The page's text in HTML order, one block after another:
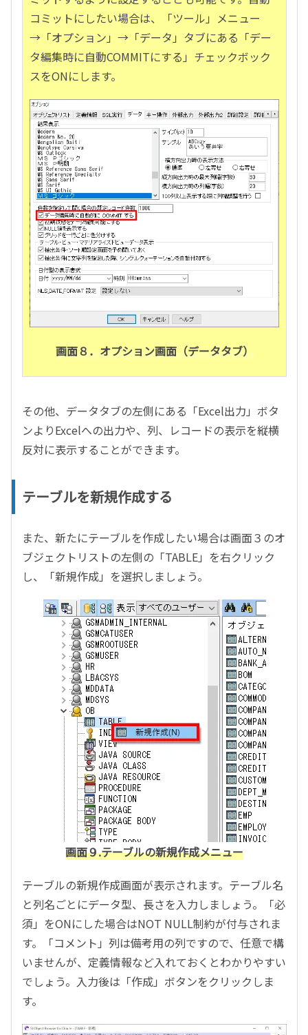
コミットにしたい場合は、「ツール」メニュー
→「オプション」→「データ」タブにある「デー
タ編集時に自動COMMITにする」チェックボック
スをONにします。
画面８．オプション画面（データタブ）
その他、データタブの左側にある「Excel出力」ボタ
ンよりExcelへの出力や、列、レコードの表示を縦横
反対に表示することができます。
テーブルを新規作成する
また、新たにテーブルを作成したい場合は画面３のオ
ブジェクトリストの左側の「TABLE」を右クリック
し、「新規作成」を選択しましょう。
画面９.テーブルの新規作成メニュー
テーブルの新規作成画面が表示されます。テーブル名
と列名ごとにデータ型、長さを入力しましょう。「必
須」をONにした場合はNOT NULL制約が付与されま
す。「コメント」列は備考用の列ですので、任意で構
いませんが、定義情報など入れておくとわかりやすい
でしょう。入力後は「作成」ボタンをクリックしま
す。